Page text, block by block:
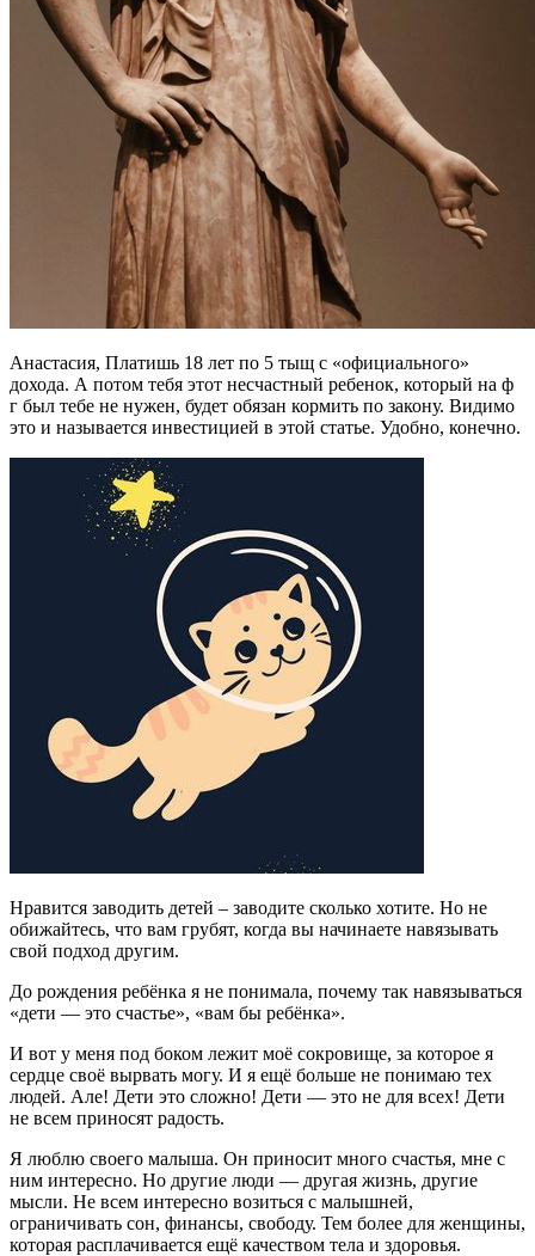
Анастасия, Платишь 18 лет по 5 тыщ с «официального»
дохода. А потом тебя этот несчастный ребенок, который на ф
г был тебе не нужен, будет обязан кормить по закону. Видимо
это и называется инвестицией в этой статье. Удобно, конечно.
Нравится заводить детей – заводите сколько хотите. Но не
обижайтесь, что вам грубят, когда вы начинаете навязывать
свой подход другим.
До рождения ребёнка я не понимала, почему так навязываться
«дети — это счастье», «вам бы ребёнка».
И вот у меня под боком лежит моё сокровище, за которое я
сердце своё вырвать могу. И я ещё больше не понимаю тех
людей. Але! Дети это сложно! Дети — это не для всех! Дети
не всем приносят радость.
Я люблю своего малыша. Он приносит много счастья, мне с
ним интересно. Но другие люди — другая жизнь, другие
мысли. Не всем интересно возиться с малышней,
ограничивать сон, финансы, свободу. Тем более для женщины,
которая расплачивается ещё качеством тела и здоровья.